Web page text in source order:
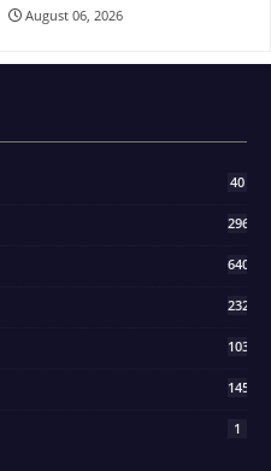
August 06, 2026
40
296
640
2321
103
145
1